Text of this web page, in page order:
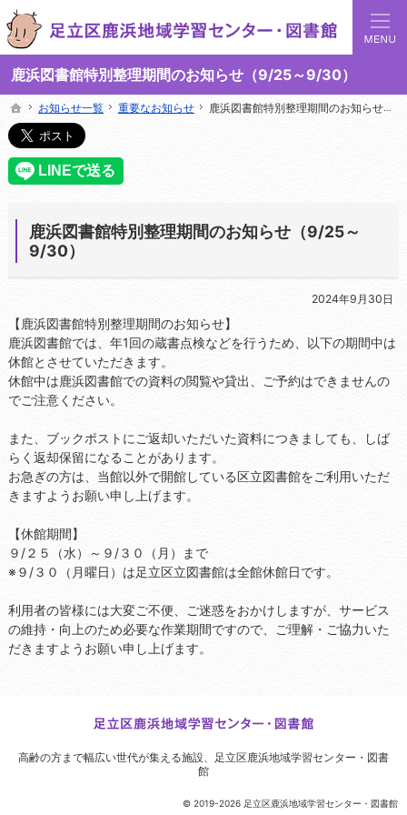
鹿浜図書館特別整理期間のお知らせ（9/25～9/30）
足立区鹿浜地域学習センターでは地域の講座や施設をご案内しています。
足立区鹿浜地域学習センターや図書館の総合案内サイト
ホーム
お知らせ一覧 重要なお知らせ 鹿浜図書館特別整理期間のお知らせ（9/25～9/30）
鹿浜図書館特別整理期間のお知らせ（9/25～
9/30）
2024年9月30日
【鹿浜図書館特別整理期間のお知らせ】
鹿浜図書館では、年1回の蔵書点検などを行うため、以下の期間中は
休館とさせていただきます。
休館中は鹿浜図書館での資料の閲覧や貸出、ご予約はできませんの
でご注意ください。
また、ブックポストにご返却いただいた資料につきましても、しば
らく返却保留になることがあります。
お急ぎの方は、当館以外で開館している区立図書館をご利用いただ
きますようお願い申し上げます。
【休館期間】
９/２５（水）～９/３０（月）まで
※９/３０（月曜日）は足立区立図書館は全館休館日です。
利用者の皆様には大変ご不便、ご迷惑をおかけしますが、サービス
の維持・向上のため必要な作業期間ですので、ご理解・ご協力いた
だきますようお願い申し上げます。
ホーム
お知らせ一覧 重要なお知らせ 鹿浜図書館特別整理期間のお知らせ（9/25～9/30）
© 2019-2026 足立区鹿浜地域学習センター・図書館
高齢の方まで幅広い世代が集える施設、
足立区鹿浜地域学習センター・図書
館